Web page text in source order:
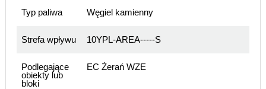
Typ paliwa Węgiel kamienny
Strefa wpływu 10YPL-AREA-----S
Podlegające
obiekty lub
bloki
EC Żerań WZE